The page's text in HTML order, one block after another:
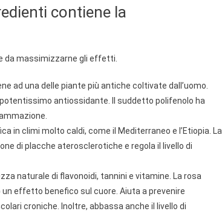
contiene la
da massimizzarne gli effetti.
ad una delle piante più antiche coltivate dall’uomo.
potentissimo antiossidante. Il suddetto polifenolo ha
in climi molto caldi, come il Mediterraneo e l’Etiopia. La
di placche aterosclerotiche e regola il livello di
naturale di flavonoidi, tannini e vitamine. La rosa
effetto benefico sul cuore. Aiuta a prevenire
croniche. Inoltre, abbassa anche il livello di